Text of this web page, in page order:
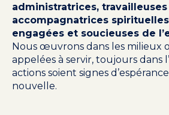
administratrices, travailleuses
accompagnatrices
engagées et soucieuses de
Nous œuvrons dans les milieux
appelées à servir, toujours dans
actions soient signes
nouvelle.